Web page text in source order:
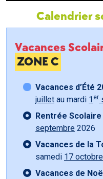
Calendrier
Vacances
ZONE C
Vacances d’Été
juillet au mardi 1 er
Rentrée Scolaire
septembre 2026
Vacances de la
samedi 17 octobre
Vacances de